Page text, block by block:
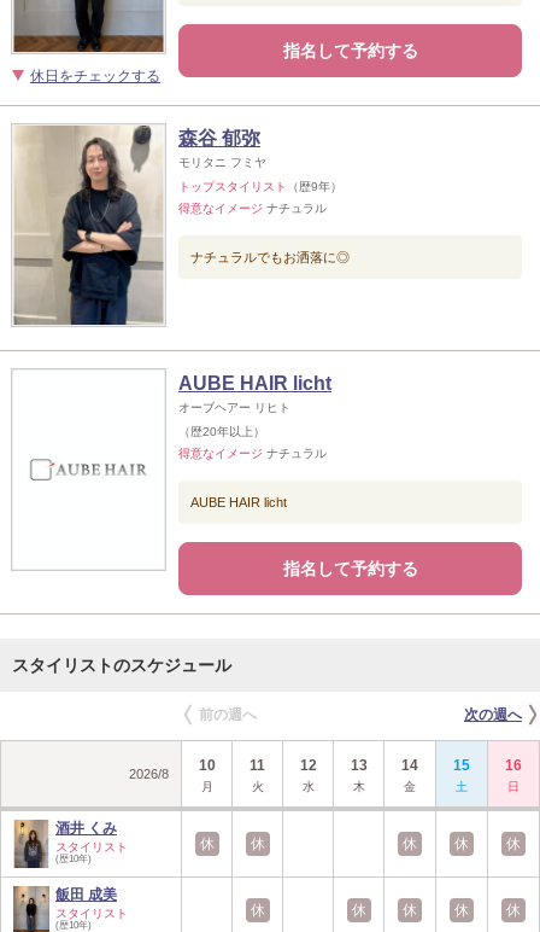
休日をチェックする
指名して予約する
森谷 郁弥
モリタニ フミヤ
トップスタイリスト
（歴9年）
得意なイメージ ナチュラル
ナチュラルでもお洒落に◎
AUBE HAIR licht
オーブヘアー リヒト
（歴20年以上）
得意なイメージ ナチュラル
AUBE HAIR licht
指名して予約する
スタイリストのスケジュール
前の週へ 次の週へ
2026/8 10
月
11
火
12
水
13
木
14
金
15
土
16
日
酒井 くみ
スタイリスト
(歴10年)
飯田 成美
スタイリスト
(歴10年)
休 休 休 休 休
休 休 休 休 休